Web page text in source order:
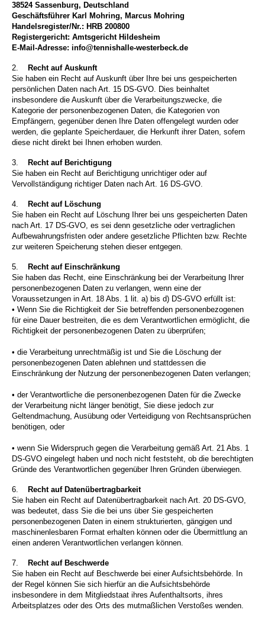
38524 Sassenburg, Deutschland
Geschäftsführer Karl Mohring, Marcus Mohring
Handelsregister/Nr.: HRB 200800
Registergericht: Amtsgericht Hildesheim
E-Mail-Adresse: info@tennishalle-westerbeck.de
2.
Recht auf Auskunft
Sie haben ein Recht auf Auskunft über Ihre bei uns gespeicherten
persönlichen Daten nach Art. 15 DS-GVO. Dies beinhaltet
insbesondere die Auskunft über die Verarbeitungszwecke, die
Kategorie der personenbezogenen Daten, die Kategorien von
Empfängern, gegenüber denen Ihre Daten offengelegt wurden oder
werden, die geplante Speicherdauer, die Herkunft ihrer Daten, sofern
diese nicht direkt bei Ihnen erhoben wurden.
3.
Recht auf Berichtigung
Sie haben ein Recht auf Berichtigung unrichtiger oder auf
Vervollständigung richtiger Daten nach Art. 16 DS-GVO.
4.
Recht auf Löschung
Sie haben ein Recht auf Löschung Ihrer bei uns gespeicherten Daten
nach Art. 17 DS-GVO, es sei denn gesetzliche oder vertraglichen
Aufbewahrungsfristen oder andere gesetzliche Pflichten bzw. Rechte
zur weiteren Speicherung stehen dieser entgegen.
5.
Recht auf Einschränkung
Sie haben das Recht, eine Einschränkung bei der Verarbeitung Ihrer
personenbezogenen Daten zu verlangen, wenn eine der
Voraussetzungen in Art. 18 Abs. 1 lit. a) bis d) DS-GVO erfüllt ist:
• Wenn Sie die Richtigkeit der Sie betreffenden personenbezogenen
für eine Dauer bestreiten, die es dem Verantwortlichen ermöglicht, die
Richtigkeit der personenbezogenen Daten zu überprüfen;
• die Verarbeitung unrechtmäßig ist und Sie die Löschung der
personenbezogenen Daten ablehnen und stattdessen die
Einschränkung der Nutzung der personenbezogenen Daten verlangen;
• der Verantwortliche die personenbezogenen Daten für die Zwecke
der Verarbeitung nicht länger benötigt, Sie diese jedoch zur
Geltendmachung, Ausübung oder Verteidigung von Rechtsansprüchen
benötigen, oder
• wenn Sie Widerspruch gegen die Verarbeitung gemäß Art. 21 Abs. 1
DS-GVO eingelegt haben und noch nicht feststeht, ob die berechtigten
Gründe des Verantwortlichen gegenüber Ihren Gründen überwiegen.
6.
Recht auf Datenübertragbarkeit
Sie haben ein Recht auf Datenübertragbarkeit nach Art. 20 DS-GVO,
was bedeutet, dass Sie die bei uns über Sie gespeicherten
personenbezogenen Daten in einem strukturierten, gängigen und
maschinenlesbaren Format erhalten können oder die Übermittlung an
einen anderen Verantwortlichen verlangen können.
7.
Recht auf Beschwerde
Sie haben ein Recht auf Beschwerde bei einer Aufsichtsbehörde. In
der Regel können Sie sich hierfür an die Aufsichtsbehörde
insbesondere in dem Mitgliedstaat ihres Aufenthaltsorts, ihres
Arbeitsplatzes oder des Orts des mutmaßlichen Verstoßes wenden.